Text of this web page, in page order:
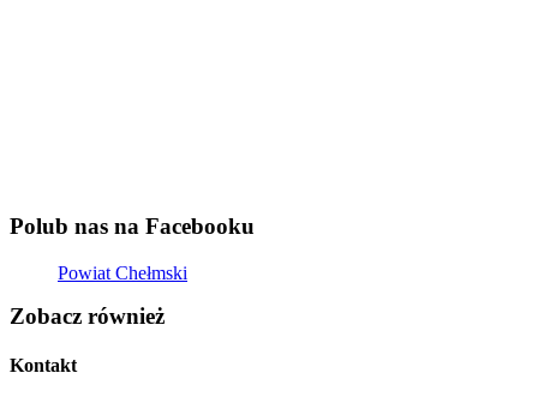
Polub nas na Facebooku
Powiat Chełmski
Zobacz również
Kontakt